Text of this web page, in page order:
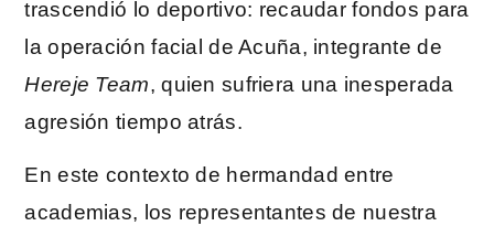
trascendió lo deportivo: recaudar fondos para
la operación facial de Acuña, integrante de
Hereje Team, quien sufriera una inesperada
agresión tiempo atrás.
En este contexto de hermandad entre
academias, los representantes de nuestra